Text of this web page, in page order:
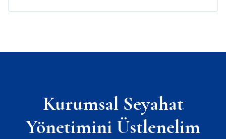
Kurumsal Seyahat
Yönetimini Üstlenelim